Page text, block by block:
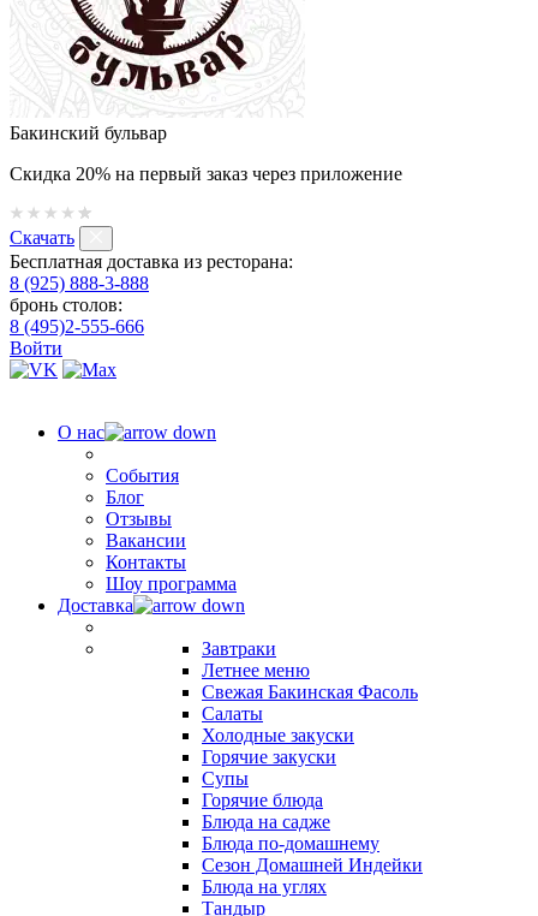
Бакинский бульвар
Скидка 20% на первый заказ через приложение
Скачать
Бесплатная доставка из ресторана:
8 (925) 888-3-888
бронь столов:
8 (495)2-555-666
Войти
О нас
События
Блог
Отзывы
Вакансии
Контакты
Шоу программа
Доставка
Завтраки
Летнее меню
Свежая Бакинская Фасоль
Салаты
Холодные закуски
Горячие закуски
Супы
Горячие блюда
Блюда на садже
Блюда по-домашнему
Сезон Домашней Индейки
Блюда на углях
Тандыр